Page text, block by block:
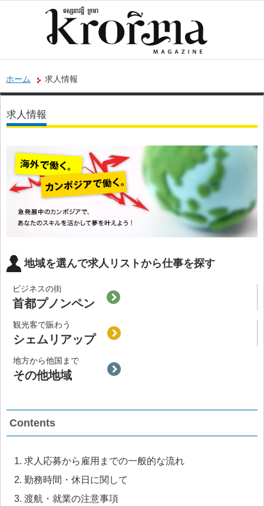
ホーム 求人情報
求人情報
地域を選んで求人リストから仕事を探す
ビジネスの街
首都プノンペン
観光客で賑わう
シェムリアップ
地方から他国まで
その他地域
Contents
求人応募から雇用までの一般的な流れ
勤務時間・休日に関して
渡航・就業の注意事項